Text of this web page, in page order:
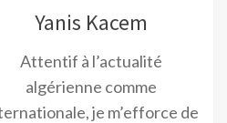
Yanis Kacem
Attentif à l’actualité
algérienne comme
je m’efforce de